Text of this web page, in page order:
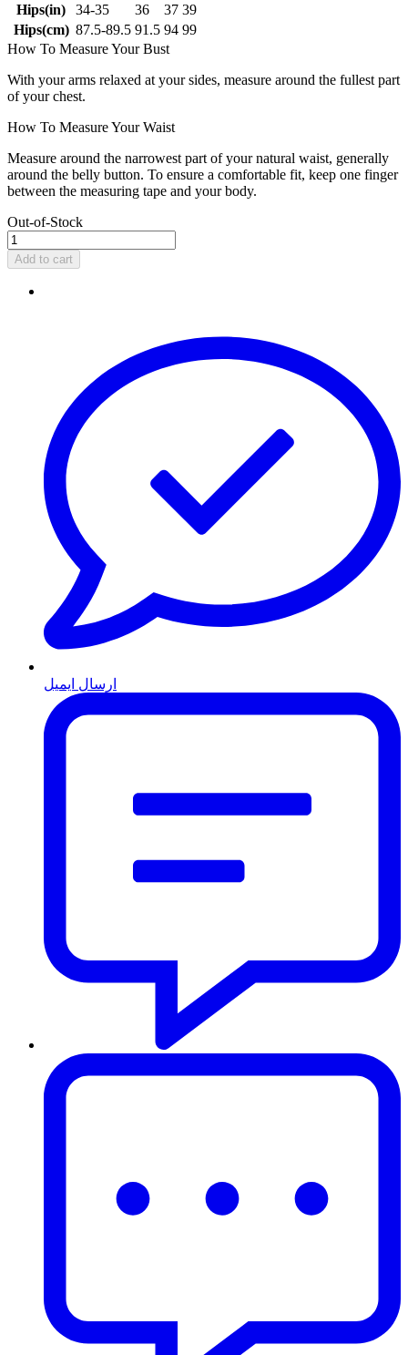
Hips(in)
34-35 36 37 39
Hips(cm) 87.5-89.5 91.5 94 99
How To Measure Your Bust
With your arms relaxed at your sides, measure around the fullest part
of your chest.
How To Measure Your Waist
Measure around the narrowest part of your natural waist, generally
around the belly button. To ensure a comfortable fit, keep one finger
between the measuring tape and your body.
Out-of-Stock
Add to cart
ارسال ایمیل